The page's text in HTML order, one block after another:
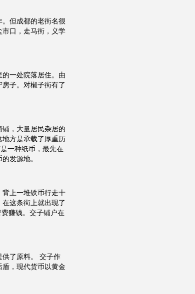
但成都的老街名很
口，走马街，义学
一处院落居住。由
子。对椒子街有了
，大量居民杂居的
方是承载了厚重历
一种纸币，最先在
发源地。
背上一堆铁币行走十
这条街上就出现了
赚钱。交子铺户在
了原料。 交子作
，现代货币以黄金